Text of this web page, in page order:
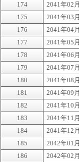
174
2041年02月
175
2041年03月
176
2041年04月
177
2041年05月
178
2041年06月
179
2041年07月
180
2041年08月
181
2041年09月
182
2041年10月
183
2041年11月
184
2041年12月
185
2042年01月
186
2042年02月